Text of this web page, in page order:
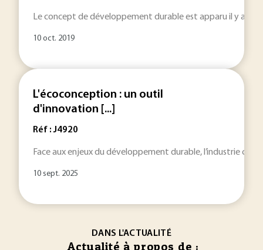
Le concept de développement durable est apparu il y a
10 oct. 2019
L'écoconception : un outil
d'innovation [...]
Réf : J4920
Face aux enjeux du développement durable, l’industrie
10 sept. 2025
DANS L'ACTUALITÉ
Actualité à propos de :